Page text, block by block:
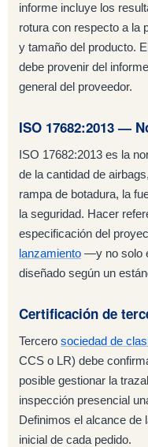
informe incluye los
rotura con respecto a la
y tamaño del producto.
debe provenir del
general del proveedor.
ISO 17682:2013 —
ISO 17682:2013 es la
de la cantidad de
rampa de botadura, la
la seguridad. Hacer
especificación del
lanzamiento —y no solo
diseñado según un
Certificación de
Tercero sociedad de
CCS o LR) debe
posible gestionar la
inspección presencial
Definimos el alcance de
inicial de cada pedido.